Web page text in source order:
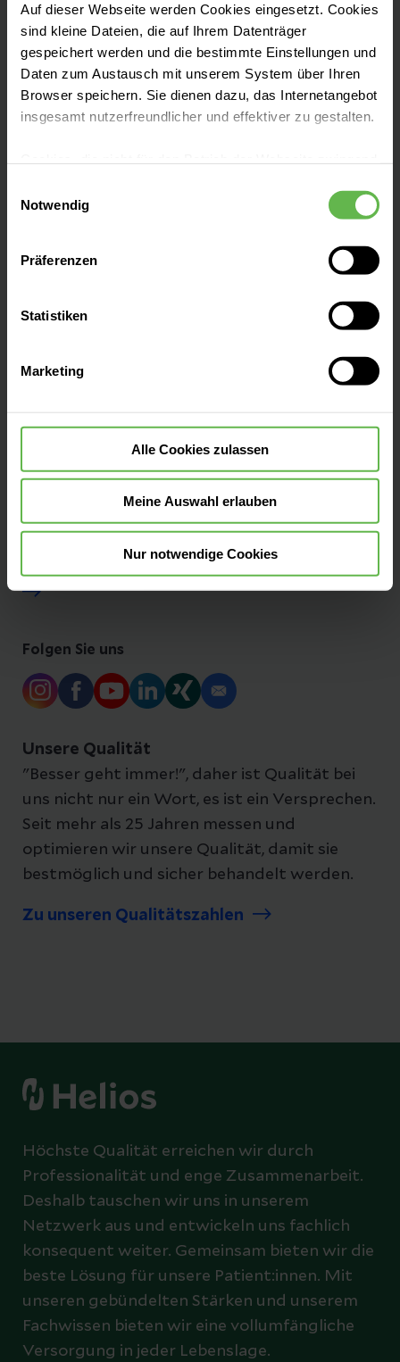
Auf dieser Webseite werden Cookies eingesetzt. Cookies
sind kleine Dateien, die auf Ihrem Datenträger
gespeichert werden und die bestimmte Einstellungen und
Daten zum Austausch mit unserem System über Ihren
Browser speichern. Sie dienen dazu, das Internetangebot
insgesamt nutzerfreundlicher und effektiver zu gestalten.
eingesetzt werden.
Es steht Ihnen frei, unsere Seite mit nur den notwendigen
Cookies zu benutzen, eine individuelle Auswahl
oder durch Auswahl von „Alle Cookies akzeptieren“ in die
widerrufen.
Notwendig
Präferenzen
Statistiken
Marketing
Alle Cookies zulassen
Meine Auswahl erlauben
Nur notwendige Cookies
Unser Ziel:die bestmögliche Versorgung
herzkranker Patient:innen und Etablierung
innovativer, schonender
Behandlungsmöglichkeiten.
Leistungen finden
Presse und Aktuelles
Ihre Ansprechpartner:innen
Folgen Sie uns
Unsere Qualität
"Besser geht immer!", daher ist Qualität bei
uns nicht nur ein Wort, es ist ein Versprechen.
Seit mehr als 25 Jahren messen und
optimieren wir unsere Qualität, damit sie
bestmöglich und sicher behandelt werden.
Zu unseren Qualitätszahlen
Höchste Qualität erreichen wir durch
Professionalität und enge Zusammenarbeit.
Deshalb tauschen wir uns in unserem
Netzwerk aus und entwickeln uns fachlich
konsequent weiter. Gemeinsam bieten wir die
beste Lösung für unsere Patient:innen. Mit
unseren gebündelten Stärken und unserem
Fachwissen bieten wir eine vollumfängliche
Versorgung in jeder Lebenslage.